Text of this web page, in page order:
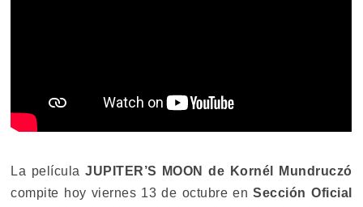
La películaJUPITER’S MOON de Kornél Mundruczó
compite hoy viernes 13 de octubre enSección Oficial